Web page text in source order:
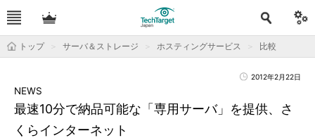
トップ サーバ＆ストレージ ホスティングサービス 比較
2012年2月22日
最速10分で納品可能な「専用サーバ」を提供、さ
くらインターネット
NEWS